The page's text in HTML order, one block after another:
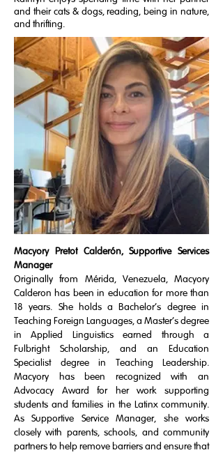
and their cats & dogs, reading, being in nature,
and thrifting.
Macyory Pretot Calderón, Supportive Services
Manager
Originally from Mérida, Venezuela, Macyory
Calderon has been in education for more than
18 years. She holds a Bachelor’s degree in
Teaching Foreign Languages, a Master’s degree
in Applied Linguistics earned through a
Fulbright Scholarship, and an Education
Specialist degree in Teaching Leadership.
Macyory has been recognized with an
Advocacy Award for her work supporting
students and families in the Latinx community.
As Supportive Service Manager, she works
closely with parents, schools, and community
partners to help remove barriers and ensure that